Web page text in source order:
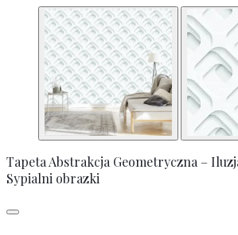
Tapeta Abstrakcja Geometryczna –
Sypialni obrazki